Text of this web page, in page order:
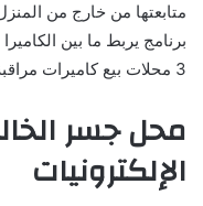
متابعتها من خارج من
برنامج يربط ما بين
3 محلات بيع كاميرات مراقبة في مدينة الشارقة.
محل جسر
الإلكترونيات